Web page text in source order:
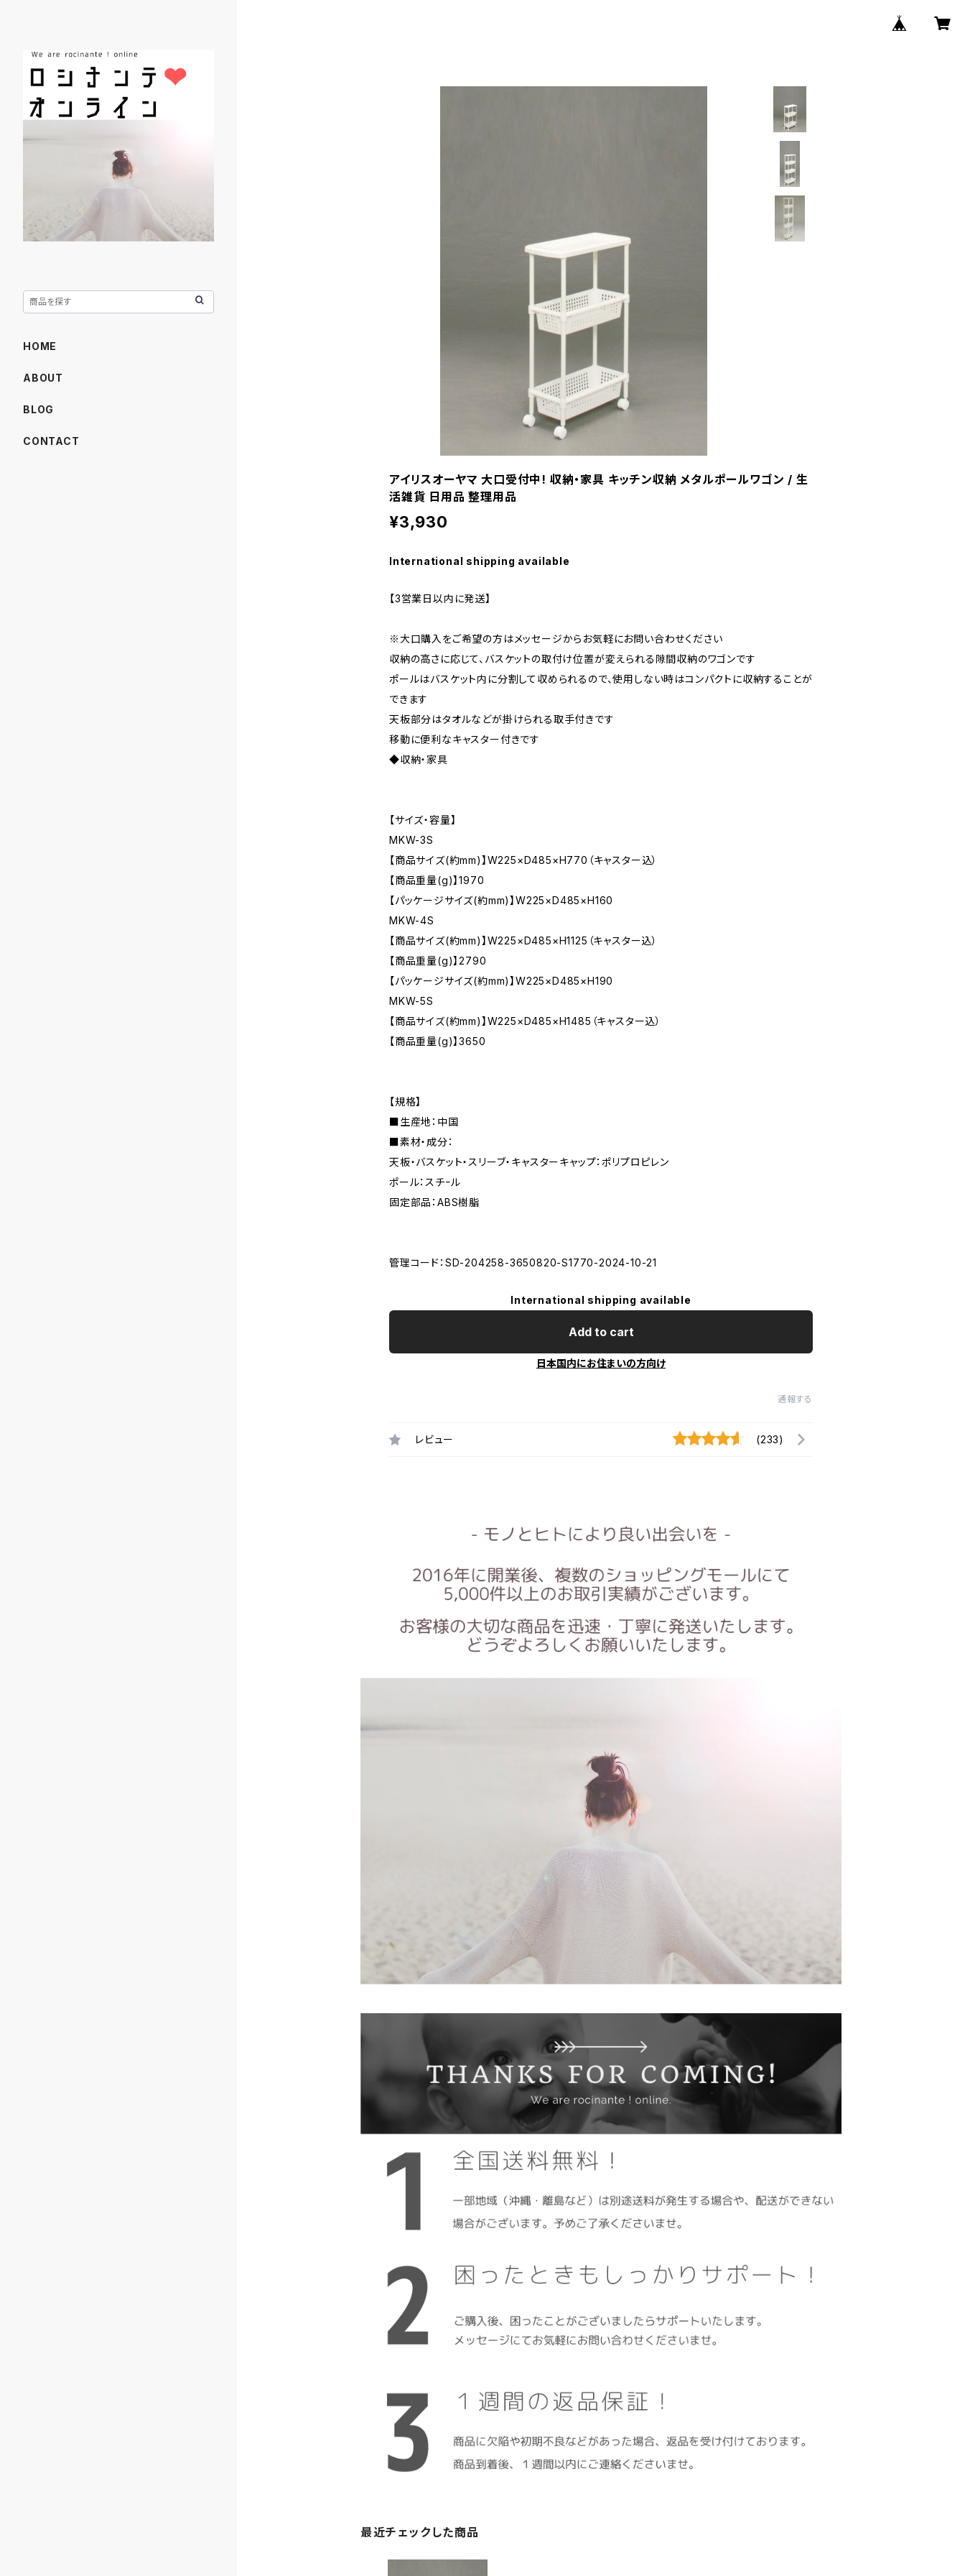
アイリスオーヤマ 大口受付中! 収納・家具 キッチン収納 メタルポールワゴン / 生
活雑貨 日用品 整理用品
¥3,930
International shipping available
【3営業日以内に発送】
※大口購入をご希望の方はメッセージからお気軽にお問い合わせください
収納の高さに応じて、バスケットの取付け位置が変えられる隙間収納のワゴンです
ポールはバスケット内に分割して収められるので、使用しない時はコンパクトに収納することが
できます
天板部分はタオルなどが掛けられる取手付きです
移動に便利なキャスター付きです
◆収納・家具
【サイズ・容量】
MKW-3S
【商品サイズ(約mm)】W225×D485×H770（キャスター込）
【商品重量(g)】1970
【パッケージサイズ(約mm)】W225×D485×H160
MKW-4S
【商品サイズ(約mm)】W225×D485×H1125（キャスター込）
【商品重量(g)】2790
【パッケージサイズ(約mm)】W225×D485×H190
MKW-5S
【商品サイズ(約mm)】W225×D485×H1485（キャスター込）
【商品重量(g)】3650
【規格】
■生産地：中国
■素材・成分：
天板・バスケット・スリーブ・キャスターキャップ：ポリプロピレン
ポール：スチｰル
固定部品：ABS樹脂
管理コード：SD-204258-3650820-S1770-2024-10-21
International shipping available
Add to cart
日本国内にお住まいの方向け
通報する
レビュー (233)
最近チェックした商品
HOME
ABOUT
BLOG
CONTACT